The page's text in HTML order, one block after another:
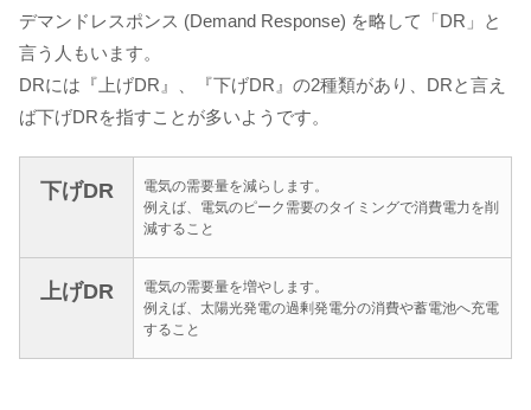
デマンドレスポンス (Demand Response) を略して「DR」と
言う人もいます。
DRには『上げDR』、『下げDR』の2種類があり、DRと言え
ば下げDRを指すことが多いようです。
下げDR
電気の需要量を減らします。
例えば、電気のピーク需要のタイミングで消費電力を削
減すること
上げDR
電気の需要量を増やします。
例えば、太陽光発電の過剰発電分の消費や蓄電池へ充電
すること